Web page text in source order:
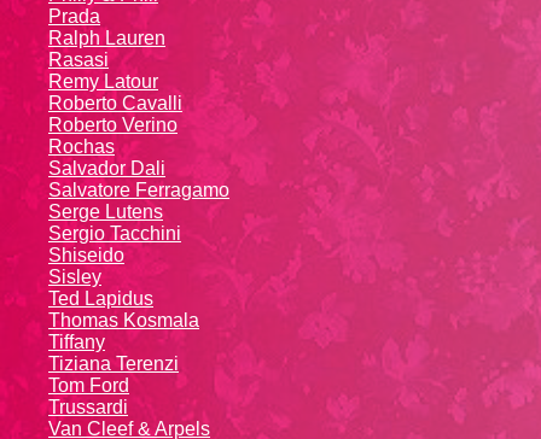
Prada
Ralph Lauren
Rasasi
Remy Latour
Roberto Cavalli
Roberto Verino
Rochas
Salvador Dali
Salvatore Ferragamo
Serge Lutens
Sergio Tacchini
Shiseido
Sisley
Ted Lapidus
Thomas Kosmala
Tiffany
Tiziana Terenzi
Tom Ford
Trussardi
Van Cleef & Arpels